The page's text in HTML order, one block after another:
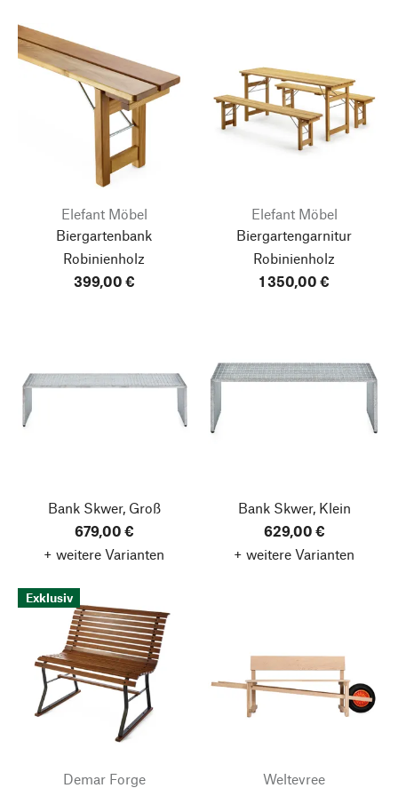
Elefant Möbel
Biergartenbank
Robinienholz
399,00 €
Elefant Möbel
Biergartengarnitur
Robinienholz
1 350,00 €
Bank Skwer, Groß
679,00 €
+ weitere Varianten
Bank Skwer, Klein
629,00 €
+ weitere Varianten
Exklusiv
Demar Forge Weltevree